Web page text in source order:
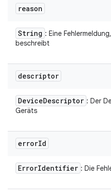
reason
String : Eine
beschreibt
descriptor
DeviceDescriptor : Der
Geräts
errorId
ErrorIdentifier : Die